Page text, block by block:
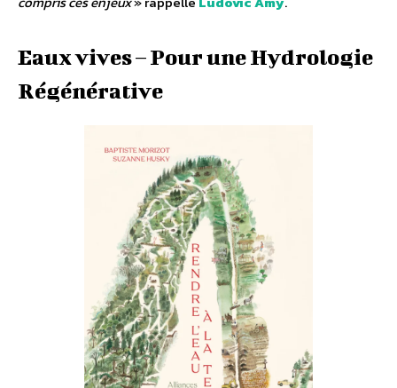
Eaux vives – Pour une Hydrologie
Régénérative